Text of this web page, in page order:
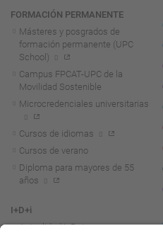
FORMACIÓN PERMANENTE
Másteres y posgrados de
formación permanente (UPC
School)
Campus FPCAT-UPC de la
Movilidad Sostenible
Microcredenciales universitarias
Cursos de idiomas
Cursos de verano
Diploma para mayores de 55
años
I+D+i
Actualidad I+D+I